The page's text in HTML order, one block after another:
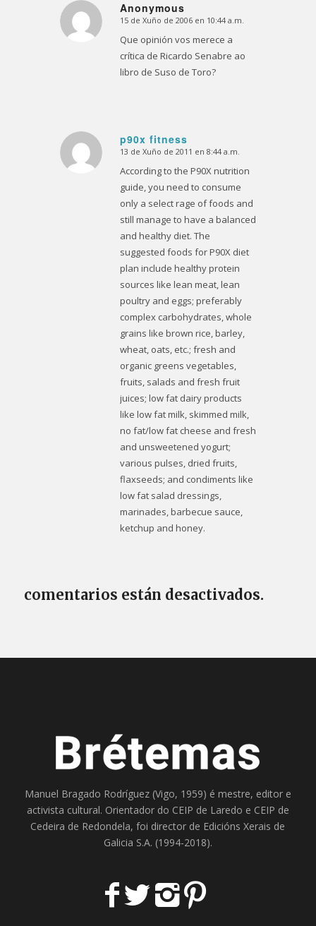
Anonymous
Dice:
15 de Xuño de 2006 en 10:44 a.m.
Que opinión vos merece a
crítica de Ricardo Senabre ao
libro de Suso de Toro?
p90x fitness
Dice:
13 de Xuño de 2011 en 8:44 a.m.
According to the P90X nutrition
guide, you need to consume
only a select rage of foods and
still manage to have a balanced
and healthy diet. The
suggested foods for P90X diet
plan include healthy protein
sources like lean meat, lean
poultry and eggs; preferably
complex carbohydrates, whole
grains like brown rice, barley,
wheat, oats, etc.; fresh and
organic greens vegetables,
fruits, salads and fresh fruit
juices; low fat dairy products
like low fat milk, skimmed milk,
no fat/low fat cheese and fresh
and unsweetened yogurt;
various pulses, dried fruits,
flaxseeds; and condiments like
low fat salad dressings,
marinades, barbecue sauce,
ketchup and honey.
comentarios están desactivados.
Manuel Bragado Rodríguez (Vigo, 1959) é mestre, editor e
activista cultural. Orientador do CEIP de Laredo e CEIP de
Cedeira de Redondela, foi director de Edicións Xerais de
Galicia S.A. (1994-2018).